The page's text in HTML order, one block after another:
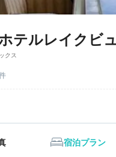
テルレイクビ
クス
宿泊プラン